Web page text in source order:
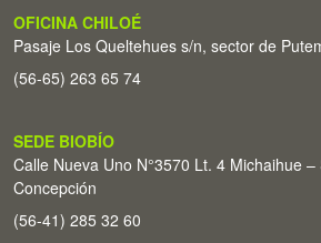
OFICINA CHILOÉ
Pasaje Los Queltehues s/n, sector de
(56-65) 263 65 74
SEDE BIOBÍO
Calle Nueva Uno N°3570 Lt. 4 Michaihue
Concepción
(56-41) 285 32 60